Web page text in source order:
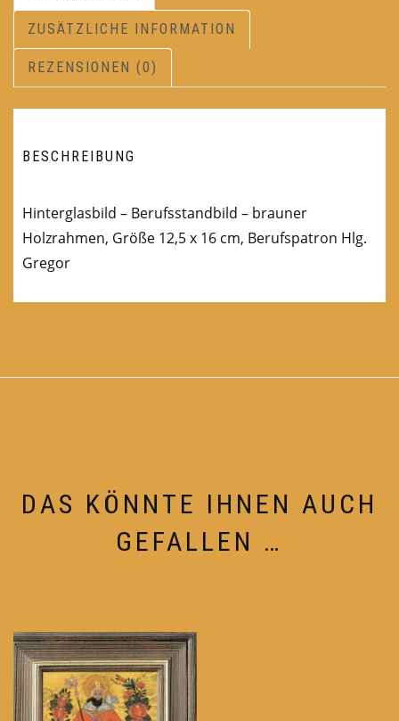
ZUSÄTZLICHE INFORMATION
REZENSIONEN (0)
BESCHREIBUNG
Hinterglasbild – Berufsstandbild – brauner
Holzrahmen, Größe 12,5 x 16 cm, Berufspatron Hlg.
Gregor
DAS KÖNNTE IHNEN AUCH
GEFALLEN …